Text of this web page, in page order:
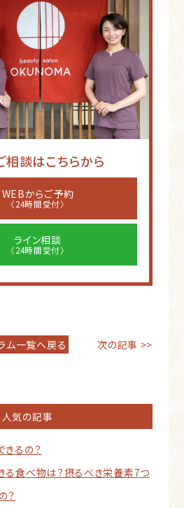
相談はこちらから
WEBからご予約
〈24時間受付〉
ライン相談
〈24時間受付〉
ム一覧へ戻る 次の記事 >>
人気の記事
きるの？
る食べ物は？摂るべき栄養素7つ
？